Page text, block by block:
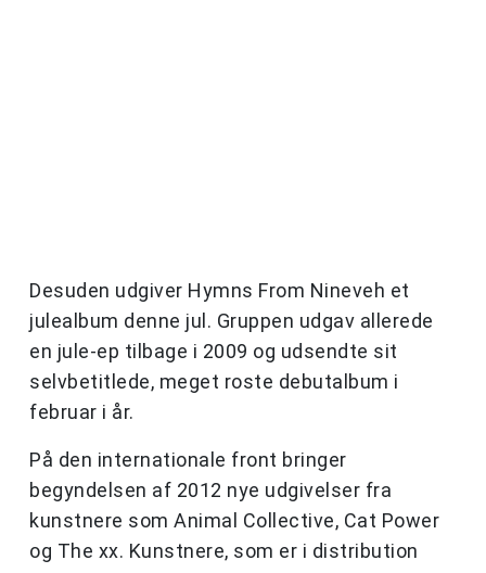
Desuden udgiver Hymns From Nineveh et
julealbum denne jul. Gruppen udgav allerede
en jule-ep tilbage i 2009 og udsendte sit
selvbetitlede, meget roste debutalbum i
februar i år.
På den internationale front bringer
begyndelsen af 2012 nye udgivelser fra
kunstnere som Animal Collective, Cat Power
og The xx. Kunstnere, som er i distribution